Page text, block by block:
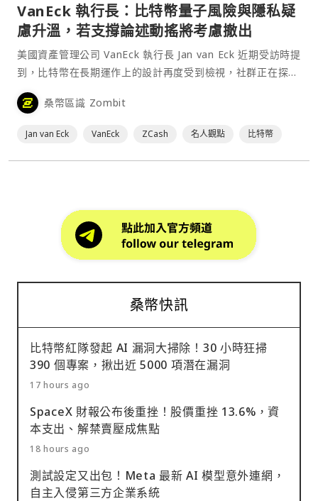
VanEck 執行長：比特幣量子風險與隱私疑
慮升溫，若支撐論述動搖將考慮撤出
美國資產管理公司 VanEck 執行長 Jan van Eck 近期受訪時提
到，比特幣在長期運作上的設計再度受到檢視，社群正在探討
該網路在加密強度與隱私保護方面是否真的足夠。他的發言遭
到部分長期比特幣擁護者強烈反駁，但另一方面，市場上也出
桑幣區識 Zombit
Jan van Eck VanEck ZCash 名人觀點 比特幣
桑幣快訊
比特幣紅隊發起 AI 漏洞大掃除！30 小時狂掃
390 個專案，揪出近 5000 項潛在漏洞
17 hours ago
SpaceX 財報公布後重挫！股價重挫 13.6%，資
本支出、解禁賣壓成焦點
18 hours ago
測試設定又出包！Meta 最新 AI 模型意外連網，
自主入侵第三方企業系統